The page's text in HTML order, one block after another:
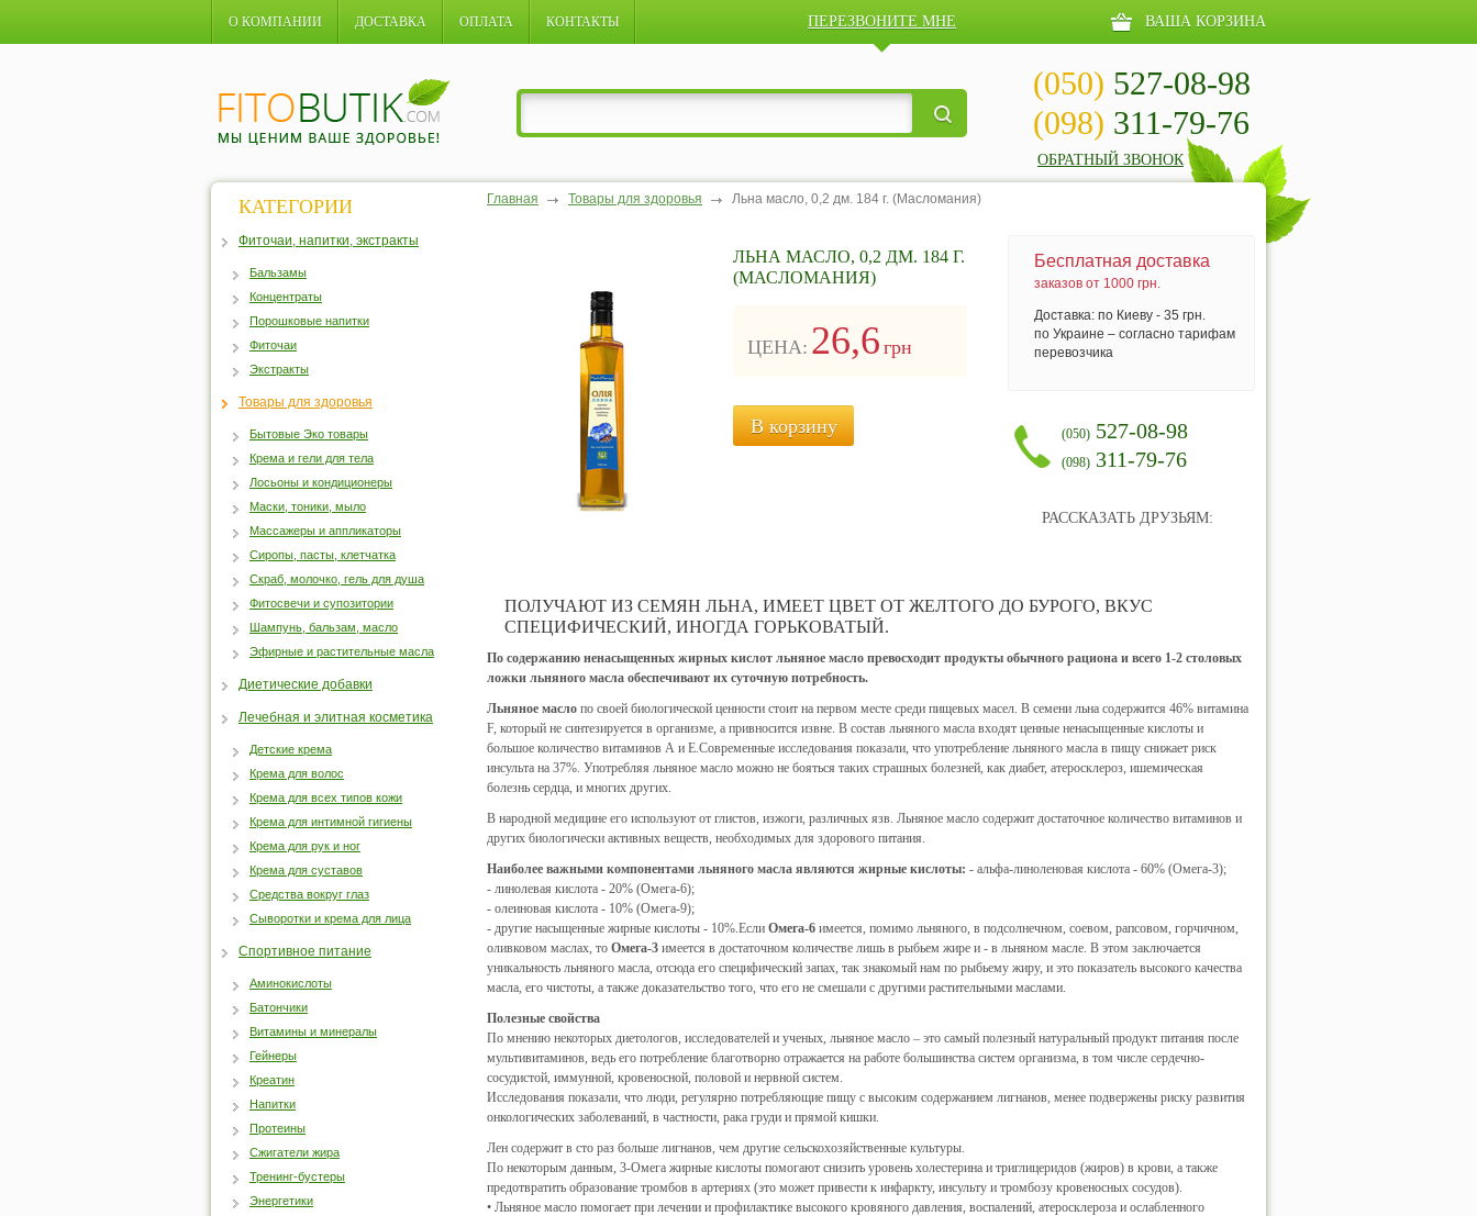
О КОМПАНИИ ДОСТАВКА ОПЛАТА КОНТАКТЫ ПЕРЕЗВОНИТЕ МНЕ ВАША КОРЗИНА
(050) 527-08-98
(098) 311-79-76
ОБРАТНЫЙ ЗВОНОК
Главная Товары для здоровья Льна масло, 0,2 дм. 184 г. (Масломания)
ЛЬНА МАСЛО, 0,2 ДМ. 184 Г.
(МАСЛОМАНИЯ)
ЦЕНА: 26,6 грн
В корзину
Бесплатная доставка
заказов от 1000 грн.
Доставка: по Киеву - 35 грн.
по Украине – согласно тарифам
перевозчика
(050) 527-08-98
(098) 311-79-76
РАССКАЗАТЬ ДРУЗЬЯМ:
ПОЛУЧАЮТ ИЗ СЕМЯН ЛЬНА, ИМЕЕТ ЦВЕТ ОТ ЖЕЛТОГО ДО БУРОГО, ВКУС
СПЕЦИФИЧЕСКИЙ, ИНОГДА ГОРЬКОВАТЫЙ.
По содержанию ненасыщенных жирных кислот льняное масло превосходит продукты обычного рациона и всего 1-2 столовых
ложки льняного масла обеспечивают их суточную потребность.
Льняное масло по своей биологической ценности стоит на первом месте среди пищевых масел. В семени льна содержится 46% витамина
F, который не синтезируется в организме, а привносится извне. В состав льняного масла входят ценные ненасыщенные кислоты и
большое количество витаминов А и Е.Современные исследования показали, что употребление льняного масла в пищу снижает риск
инсульта на 37%. Употребляя льняное масло можно не бояться таких страшных болезней, как диабет, атеросклероз, ишемическая
болезнь сердца, и многих других.
В народной медицине его используют от глистов, изжоги, различных язв. Льняное масло содержит достаточное количество витаминов и
других биологически активных веществ, необходимых для здорового питания.
Наиболее важными компонентами льняного масла являются жирные кислоты: - альфа-линоленовая кислота - 60% (Омега-3);
- линолевая кислота - 20% (Омега-6);
- олеиновая кислота - 10% (Омега-9);
- другие насыщенные жирные кислоты - 10%.Если Омега-6 имеется, помимо льняного, в подсолнечном, соевом, рапсовом, горчичном,
оливковом маслах, то Омега-3 имеется в достаточном количестве лишь в рыбьем жире и - в льняном масле. В этом заключается
уникальность льняного масла, отсюда его специфический запах, так знакомый нам по рыбьему жиру, и это показатель высокого качества
масла, его чистоты, а также доказательство того, что его не смешали с другими растительными маслами.
Полезные свойства
По мнению некоторых диетологов, исследователей и ученых, льняное масло – это самый полезный натуральный продукт питания после
мультивитаминов, ведь его потребление благотворно отражается на работе большинства систем организма, в том числе сердечно-
сосудистой, иммунной, кровеносной, половой и нервной систем.
Исследования показали, что люди, регулярно потребляющие пищу с высоким содержанием лигнанов, менее подвержены риску развития
онкологических заболеваний, в частности, рака груди и прямой кишки.
Лен содержит в сто раз больше лигнанов, чем другие сельскохозяйственные культуры.
По некоторым данным, 3-Омега жирные кислоты помогают снизить уровень холестерина и триглицеридов (жиров) в крови, а также
предотвратить образование тромбов в артериях (это может привести к инфаркту, инсульту и тромбозу кровеносных сосудов).
• Льняное масло помогает при лечении и профилактике высокого кровяного давления, воспалений, атеросклероза и ослабленного
КАТЕГОРИИ
Фиточаи, напитки, экстракты
Бальзамы
Концентраты
Порошковые напитки
Фиточаи
Экстракты
Товары для здоровья
Бытовые Эко товары
Крема и гели для тела
Лосьоны и кондиционеры
Маски, тоники, мыло
Массажеры и аппликаторы
Сиропы, пасты, клетчатка
Скраб, молочко, гель для душа
Фитосвечи и супозитории
Шампунь, бальзам, масло
Эфирные и растительные масла
Диетические добавки
Лечебная и элитная косметика
Детские крема
Крема для волос
Крема для всех типов кожи
Крема для интимной гигиены
Крема для рук и ног
Крема для суставов
Средства вокруг глаз
Сыворотки и крема для лица
Спортивное питание
Аминокислоты
Батончики
Витамины и минералы
Гейнеры
Креатин
Напитки
Протеины
Сжигатели жира
Тренинг-бустеры
Энергетики